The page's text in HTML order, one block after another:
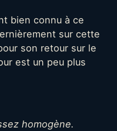
bien connu à ce
sur cette
son retour sur le
est un peu plus
homogène.